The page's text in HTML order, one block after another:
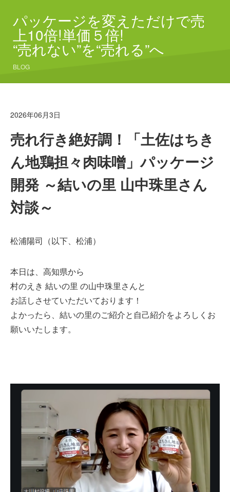
パッケージを変えただけで売
上10倍!単価５倍!
“売れない”を“売れる”へ
BLOG
2026年06月3日
売れ行き絶好調！「土佐はちき
ん地鶏担々肉味噌」パッケージ
開発 ～結いの里 山中珠里さん
対談～
松浦陽司（以下、松浦）
本日は、高知県から
村のえき 結いの里 の山中珠里さんと
お話しさせていただいております！
よかったら、結いの里のご紹介と自己紹介をよろしくお
願いいたします。